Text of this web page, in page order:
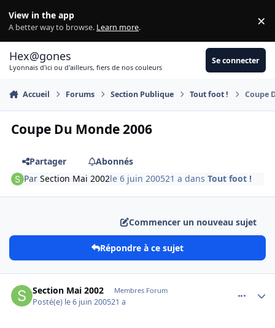
View in the app
A better way to browse. Learn more. ×
Hex@gones
Lyonnais d'ici ou d'ailleurs, fiers de nos couleurs
Se connecter
Accueil Forums Section Publique Tout foot ! Coupe
Coupe Du Monde 2006
Partager
Abonnés
ParSection Mai 2002le 6 juin 200521 a dansTout foot !
Commencer un nouveau sujet
Répondre à ce sujet
Section Mai 2002 Membres Forum
Posté(e) le 6 juin 200521 a